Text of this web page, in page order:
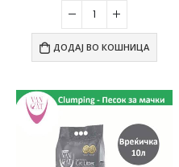
ДОДАЈ ВО КОШНИЦА